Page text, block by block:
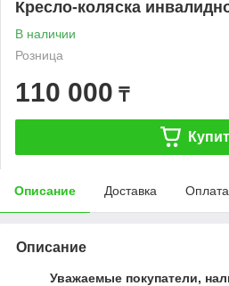
Кресло-коляска
В наличии
Розница
110 000 ₸
Описание Доставка Оплата
Описание
Уважаемые покупатели,